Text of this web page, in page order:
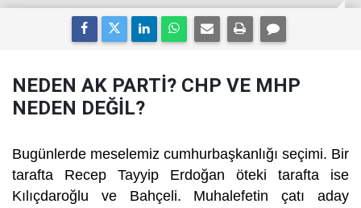
NEDEN AK PARTİ? CHP VE MHP
NEDEN DEĞİL?
Bugünlerde meselemiz cumhurbaşkanlığı seçimi. Bir
tarafta Recep Tayyip Erdoğan öteki tarafta ise
Kılıçdaroğlu ve Bahçeli. Muhalefetin çatı aday